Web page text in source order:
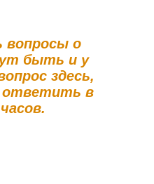
вопросы о
быть и у
здесь,
ответить в